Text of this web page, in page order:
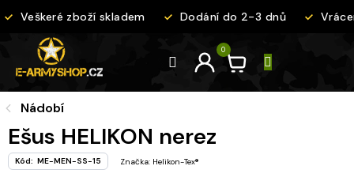
na
Veškeré zboží skladem Dodání do 2-3 dnů
Nádobí
Ešus HELIKON nerez
Kód: ME-MEN-SS-15 Značka: Helikon-Tex®